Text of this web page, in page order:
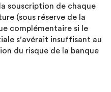
souscription de chaque
(sous réserve de la
complémentaire si le
s’avérait insuffisant au
du risque de la banque